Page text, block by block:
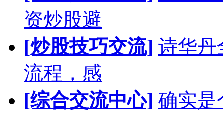
资炒股避
[炒股技巧交流] 诗华丹
流程，感
[综合交流中心] 确实是